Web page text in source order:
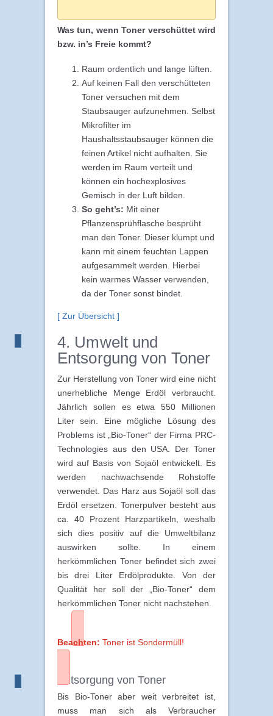
Was tun, wenn Toner verschüttet wird
bzw. in’s Freie kommt?
Raum ordentlich und lange lüften.
Auf keinen Fall den verschütteten
Toner versuchen mit dem
Staubsauger aufzunehmen. Selbst
Mikrofilter im
Haushaltsstaubsauger können die
feinen Artikel nicht aufhalten. Sie
werden im Raum verteilt und
können ein hochexplosives
Gemisch in der Luft bilden.
So geht’s: Mit einer
Pflanzensprühflasche besprüht
man den Toner. Dieser klumpt und
kann mit einem feuchten Lappen
aufgesammelt werden. Hierbei
kein warmes Wasser verwenden,
da der Toner sonst bindet.
[ Zur Übersicht ]
4. Umwelt und
Entsorgung von Toner
Zur Herstellung von Toner wird eine nicht
unerhebliche Menge Erdöl verbraucht.
Jährlich sollen es etwa 550 Millionen
Liter sein. Eine mögliche Lösung des
Problems ist „Bio-Toner“ der Firma PRC-
Technologies aus den USA. Der Toner
wird auf Basis von Sojaöl entwickelt. Es
werden nachwachsende Rohstoffe
verwendet. Das Harz aus Sojaöl soll das
Erdöl ersetzen. Tonerpulver besteht aus
ca. 40 Prozent Harzpartikeln, weshalb
sich dies positiv auf die Umweltbilanz
auswirken sollte. In einem
herkömmlichen Toner befindet sich zwei
bis drei Liter Erdölprodukte. Von der
Qualität her soll der „Bio-Toner“ dem
herkömmlichen Toner nicht nachstehen.
Beachten: Toner ist Sondermüll!
Entsorgung von Toner
Bis Bio-Toner aber weit verbreitet ist,
muss man sich als Verbraucher